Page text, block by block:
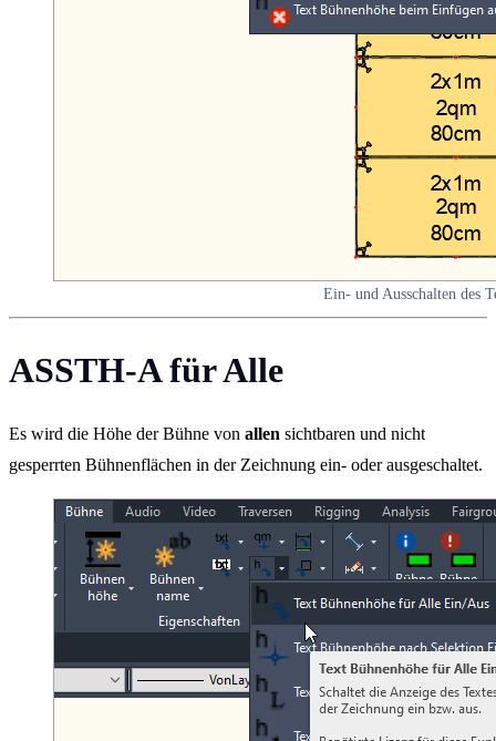
Ein- und Ausschalten des
ASSTH-A für Alle
Es wird die Höhe der Bühne von allen sichtbaren und nicht
gesperrten Bühnenflächen in der Zeichnung ein- oder ausgeschaltet.